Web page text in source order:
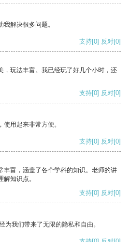
解决很多问题。
支持[0] 反对[0]
，玩法丰富。我已经玩了好几个小时，还
支持[0] 反对[0]
用起来非常方便。
支持[0] 反对[0]
丰富，涵盖了各个学科的知识。老师的讲
知识点。
支持[0] 反对[0]
为我们带来了无限的隐私和自由。